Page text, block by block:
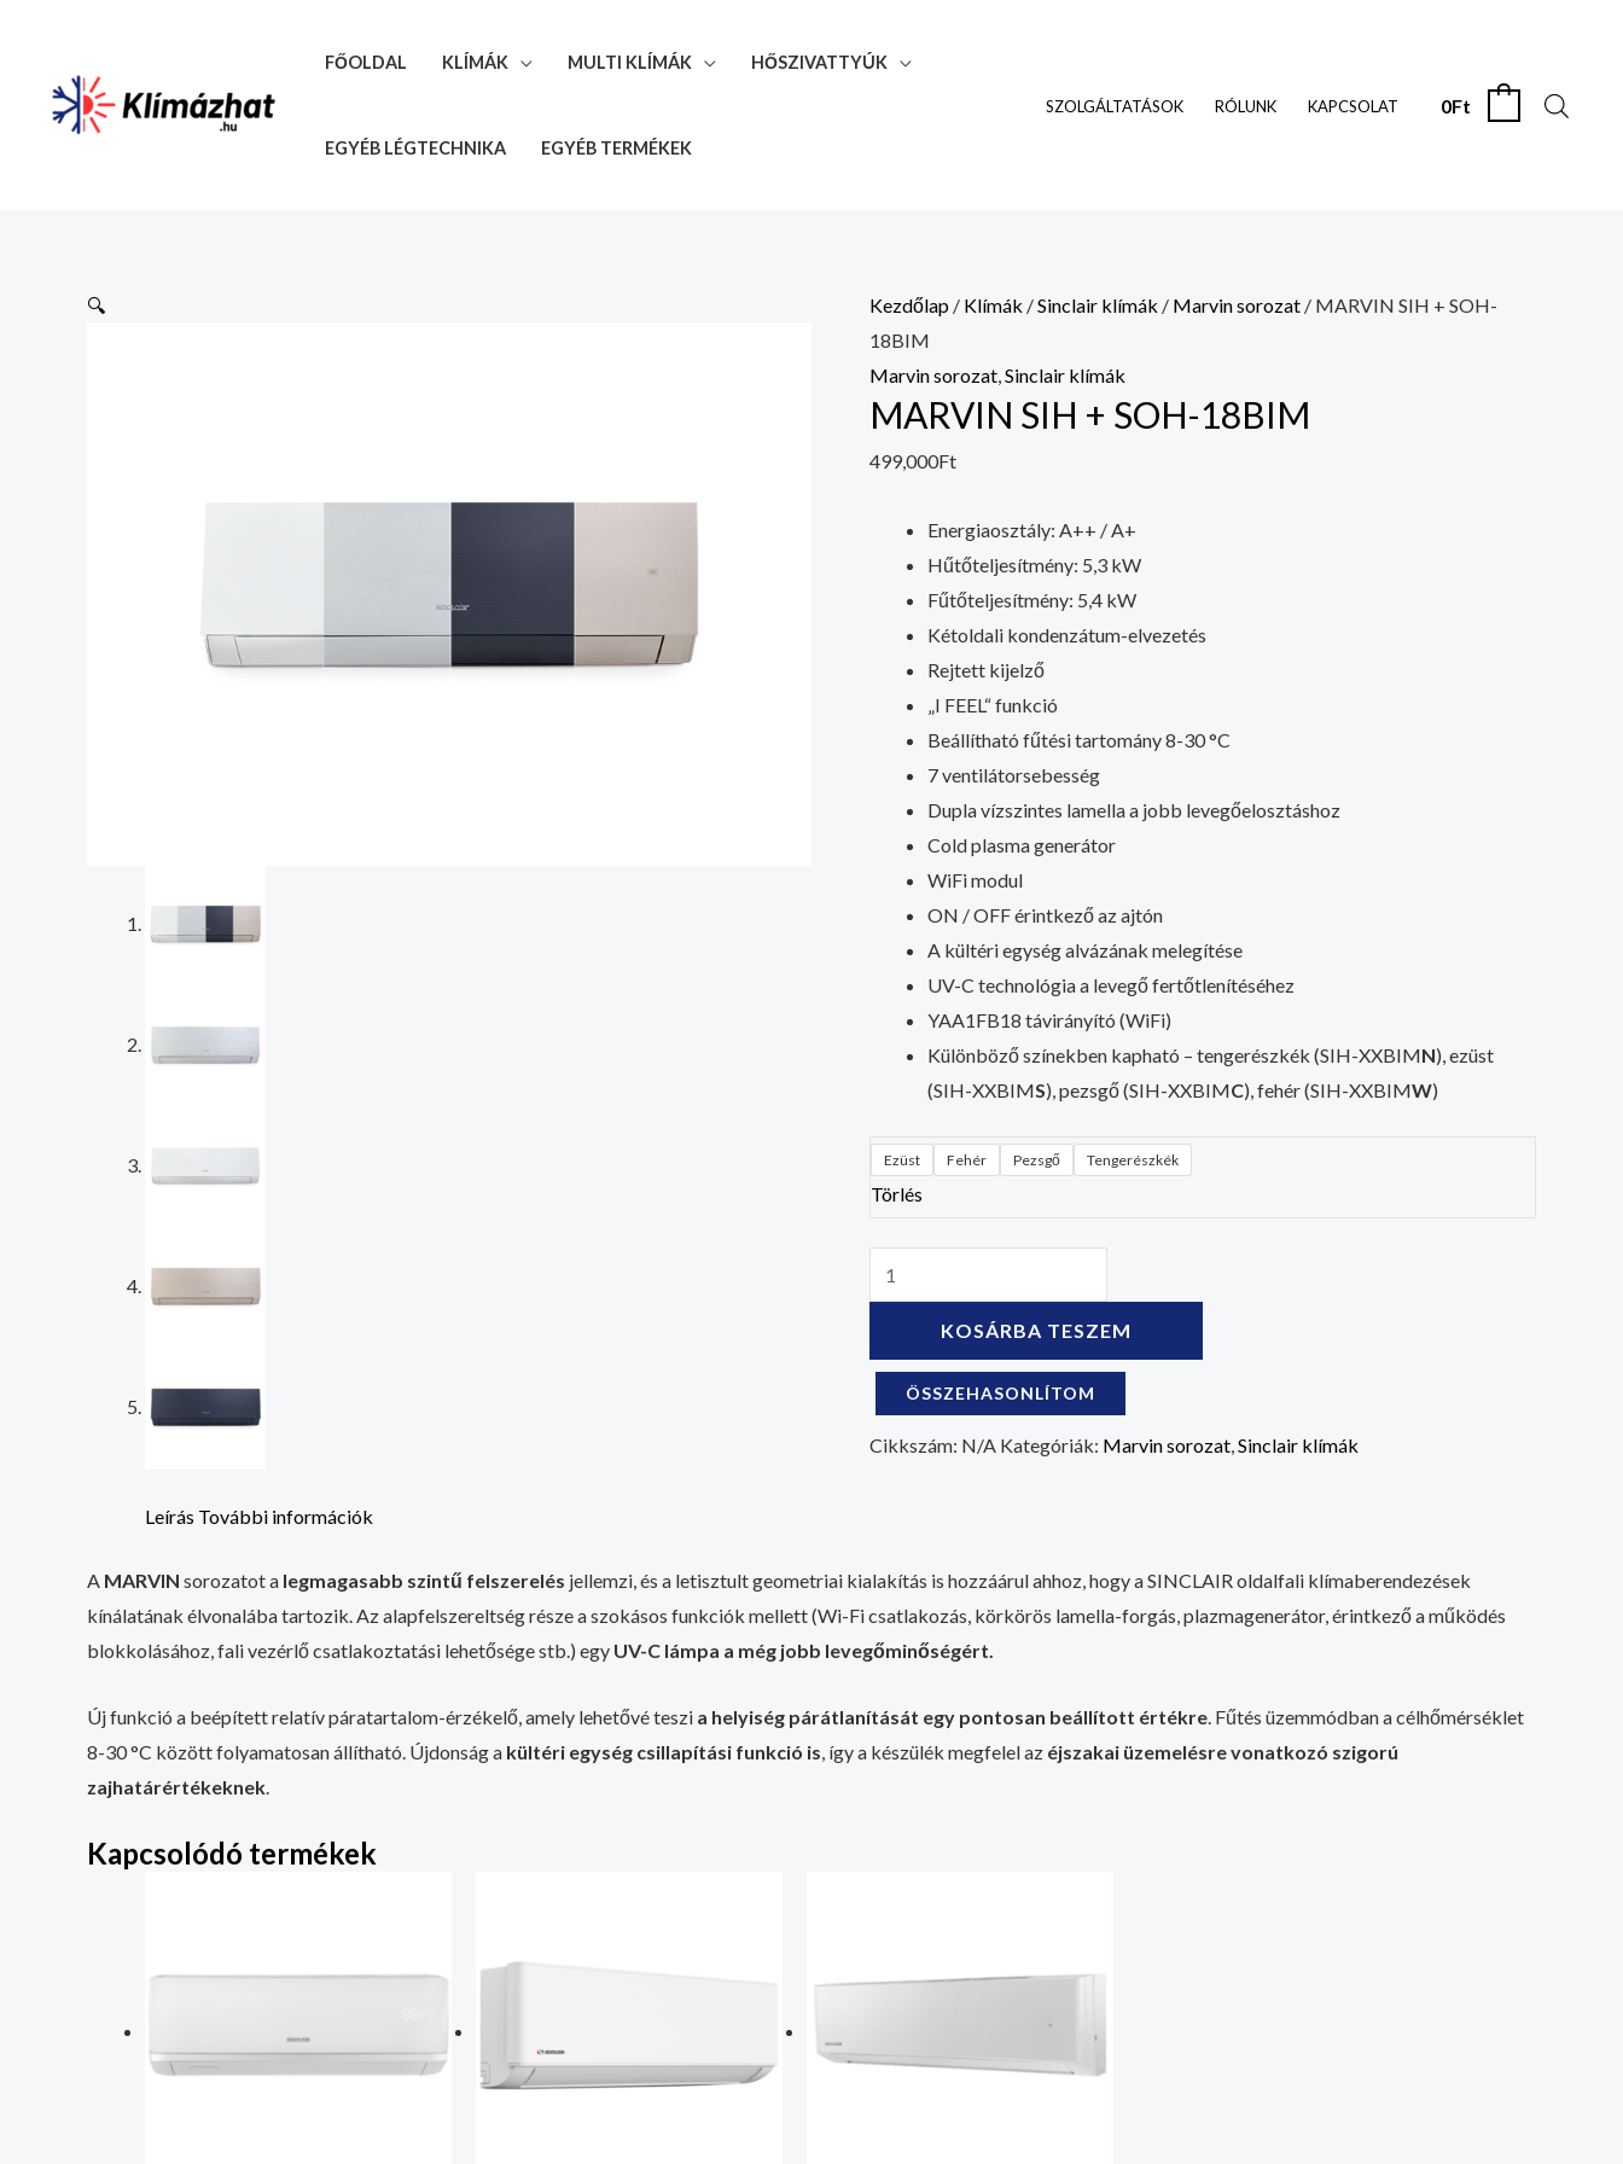
content
FŐOLDAL KLÍMÁK MULTI KLÍMÁK HŐSZIVATTYÚK
EGYÉB LÉGTECHNIKA EGYÉB TERMÉKEK
SZOLGÁLTATÁSOK RÓLUNK KAPCSOLAT 0Ft
🔍 Kezdőlap / Klímák /Sinclair klímák / Marvin sorozat / MARVIN SIH + SOH-
18BIM
Marvin sorozat,Sinclair klímák
MARVIN SIH + SOH-18BIM
499,000Ft
Energiaosztály: A++ / A+
Hűtőteljesítmény: 5,3 kW
Fűtőteljesítmény: 5,4 kW
Kétoldali kondenzátum-elvezetés
Rejtett kijelző
„I FEEL“ funkció
Beállítható fűtési tartomány 8-30 °C
7 ventilátorsebesség
Dupla vízszintes lamella a jobb levegőelosztáshoz
Cold plasma generátor
WiFi modul
ON / OFF érintkező az ajtón
A kültéri egység alvázának melegítése
UV-C technológia a levegő fertőtlenítéséhez
YAA1FB18 távirányító (WiFi)
Különböző színekben kapható – tengerészkék (SIH-XXBIMN), ezüst
(SIH-XXBIMS), pezsgő (SIH-XXBIMC), fehér (SIH-XXBIMW)
Ezüst Fehér Pezsgő Tengerészkék
Törlés
MARVIN
SIH
+
SOH-
mennyiség
KOSÁRBA TESZEM
ÖSSZEHASONLÍTOM
Cikkszám: N/A Kategóriák: Marvin sorozat,Sinclair klímák
Leírás További információk
A MARVIN sorozatot a legmagasabb szintű felszerelés jellemzi, és a letisztult geometriai kialakítás is hozzáárul ahhoz, hogy a SINCLAIR oldalfali klímaberendezések
kínálatának élvonalába tartozik. Az alapfelszereltség része a szokásos funkciók mellett (Wi-Fi csatlakozás, körkörös lamella-forgás, plazmagenerátor, érintkező a működés
blokkolásához, fali vezérlő csatlakoztatási lehetősége stb.) egy UV-C lámpa a még jobb levegőminőségért.
Új funkció a beépített relatív páratartalom-érzékelő, amely lehetővé teszi a helyiség párátlanítását egy pontosan beállított értékre . Fűtés üzemmódban a célhőmérséklet
8-30 °C között folyamatosan állítható. Újdonság a kültéri egység csillapítási funkció is , így a készülék megfelel az éjszakai üzemelésre vonatkozó szigorú
zajhatárértékeknek
Kapcsolódó termékek